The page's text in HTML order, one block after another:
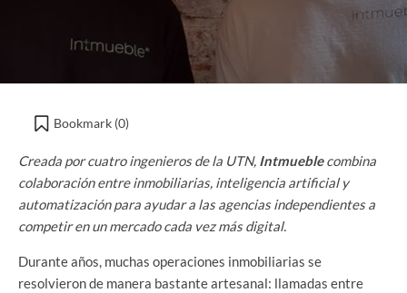
Bookmark (0)
Creada por cuatro ingenieros de la UTN, Intmueblecombina
colaboración entre inmobiliarias, inteligencia artificial y
automatización para ayudar a las agencias independientes a
competir en un mercado cada vez más digital.
Durante años, muchas operaciones inmobiliarias se
resolvieron de manera bastante artesanal: llamadas entre